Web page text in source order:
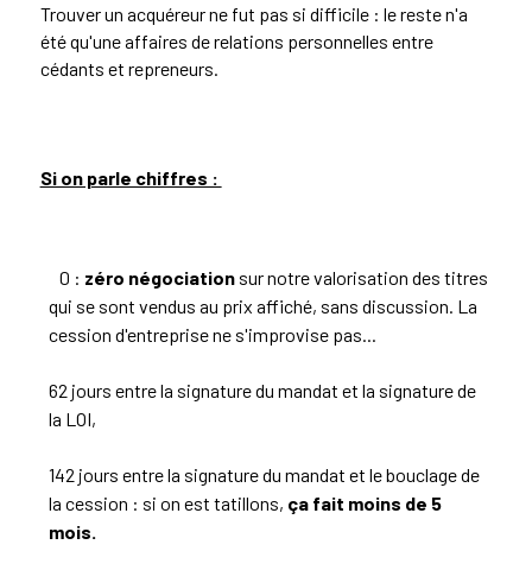
Trouver un acquéreur ne fut pas si difficile : le reste n'a
été qu'une affaires de relations personnelles entre
cédants et repreneurs.
Si on parle chiffres :
0 : zéro négociationsur notre valorisation des titres
qui se sont vendus au prix affiché, sans discussion. La
cession d'entreprise ne s'improvise pas...
62 jours entre la signature du mandat et la signature de
la LOI,
142 jours entre la signature du mandat et le bouclage de
la cession : si on est tatillons, ça fait moins de 5
mois.